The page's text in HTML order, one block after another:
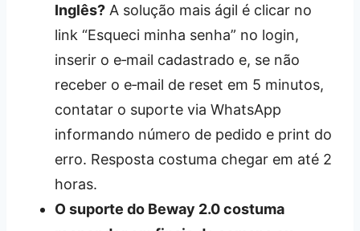
Inglês? A solução mais ágil é clicar no
link “Esqueci minha senha” no login,
inserir o e‑mail cadastrado e, se não
receber o e‑mail de reset em 5 minutos,
contatar o suporte via WhatsApp
informando número de pedido e print do
erro. Resposta costuma chegar em até 2
horas.
O suporte do Beway 2.0 costuma